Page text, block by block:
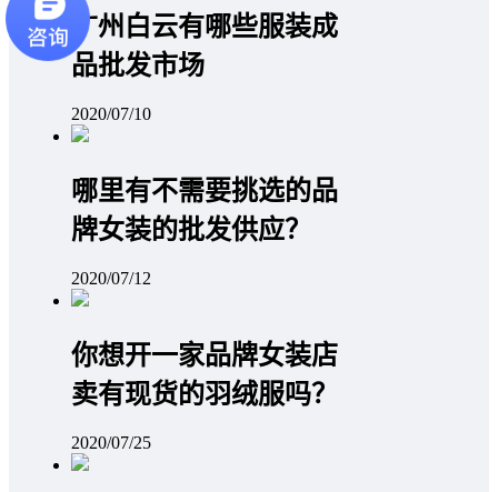
广州白云有哪些服装成
品批发市场
2020/07/10
哪里有不需要挑选的品
牌女装的批发供应？
2020/07/12
你想开一家品牌女装店
卖有现货的羽绒服吗？
2020/07/25